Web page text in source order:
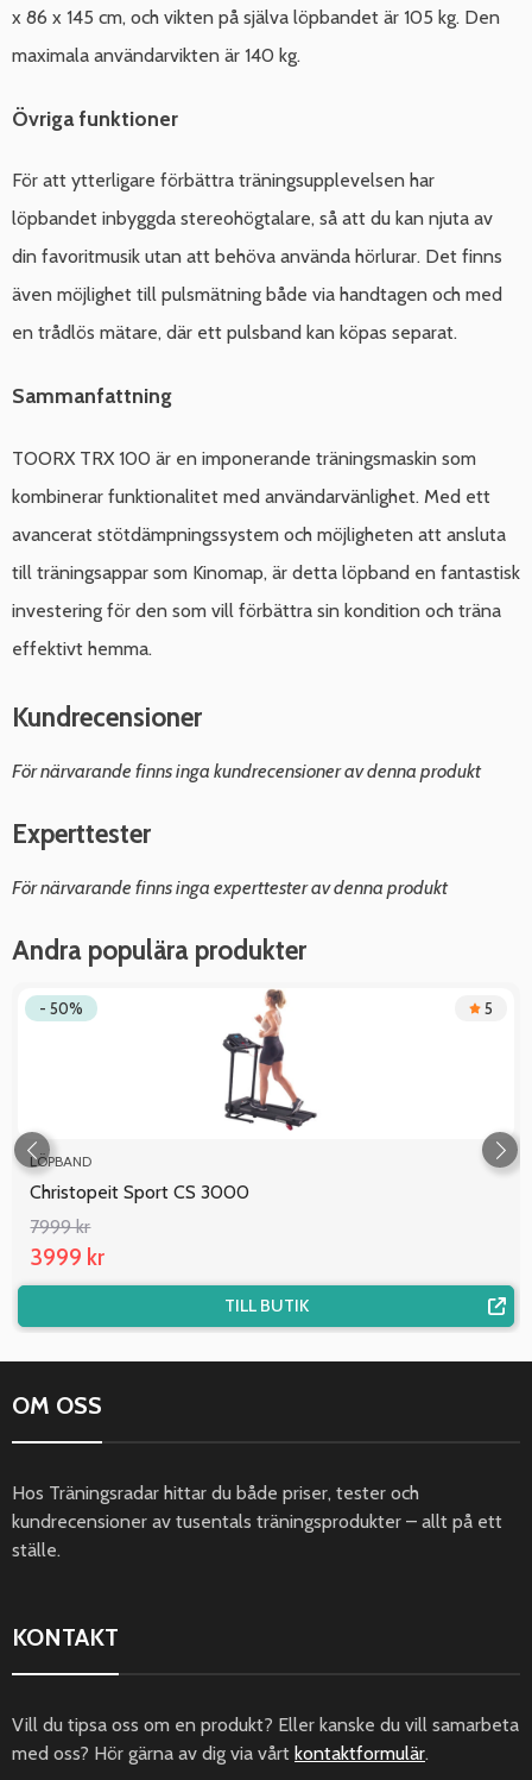
x 86 x 145 cm, och vikten på själva löpbandet är 105 kg. Den
maximala användarvikten är 140 kg.
Övriga funktioner
För att ytterligare förbättra träningsupplevelsen har
löpbandet inbyggda stereohögtalare, så att du kan njuta av
din favoritmusik utan att behöva använda hörlurar. Det finns
även möjlighet till pulsmätning både via handtagen och med
en trådlös mätare, där ett pulsband kan köpas separat.
Sammanfattning
TOORX TRX 100 är en imponerande träningsmaskin som
kombinerar funktionalitet med användarvänlighet. Med ett
avancerat stötdämpningssystem och möjligheten att ansluta
till träningsappar som Kinomap, är detta löpband en fantastisk
investering för den som vill förbättra sin kondition och träna
effektivt hemma.
Kundrecensioner
För närvarande finns inga kundrecensioner av denna produkt
Experttester
För närvarande finns inga experttester av denna produkt
Andra populära produkter
- 50% 5
LÖPBAND
Christopeit Sport CS 3000
7999 kr
3999 kr
TILL BUTIK
OM OSS
Hos Träningsradar hittar du både priser, tester och
kundrecensioner av tusentals träningsprodukter – allt på ett
ställe.
KONTAKT
Vill du tipsa oss om en produkt? Eller kanske du vill samarbeta
med oss? Hör gärna av dig via vårt kontaktformulär.